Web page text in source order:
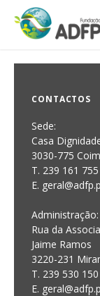
CONTACTOS
Sede:
Casa
3030-775
T. 239 161
E.
Administração:
Rua da
Jaime Ramos
3220-231
T. 239 530
E.